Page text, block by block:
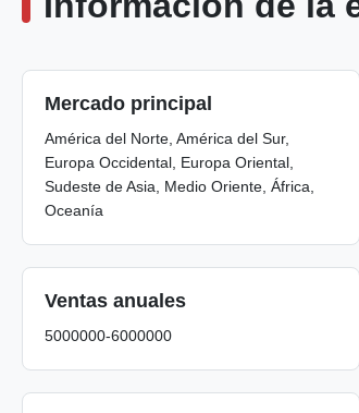
Mercado principal
América del Norte, América del Sur,
Europa Occidental, Europa Oriental,
Sudeste de Asia, Medio Oriente, África,
Oceanía
Ventas anuales
5000000-6000000